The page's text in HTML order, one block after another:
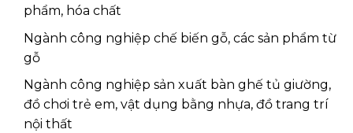
phẩm, hóa chất
Ngành công nghiệp chế biến gỗ, các sản phẩm từ
gỗ
Ngành công nghiệp sản xuất bàn ghế tủ giường,
đồ chơi trẻ em, vật dụng bằng nhựa, đồ trang trí
nội thất